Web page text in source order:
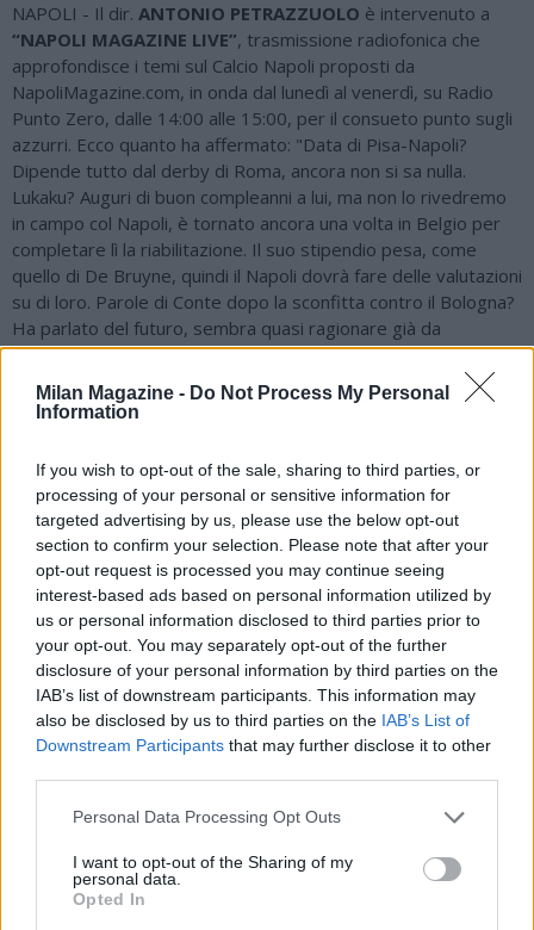
Milan Magazine - Do Not Process My Personal
Information
If you wish to opt-out of the sale, sharing to third parties, or
processing of your personal or sensitive information for
targeted advertising by us, please use the below opt-out
section to confirm your selection. Please note that after your
opt-out request is processed you may continue seeing
interest-based ads based on personal information utilized by
us or personal information disclosed to third parties prior to
your opt-out. You may separately opt-out of the further
disclosure of your personal information by third parties on the
IAB’s list of downstream participants. This information may
also be disclosed by us to third parties on the IAB’s List of
Downstream Participants that may further disclose it to other
Personal Data Processing Opt Outs
I want to opt-out of the Sharing of my
personal data.
Opted In
NAPOLI - Il dir. ANTONIO PETRAZZUOLO è intervenuto a
“NAPOLI MAGAZINE LIVE”, trasmissione radiofonica che
approfondisce i temi sul Calcio Napoli proposti da
NapoliMagazine.com, in onda dal lunedì al venerdì, su Radio
Punto Zero, dalle 14:00 alle 15:00, per il consueto punto sugli
azzurri. Ecco quanto ha affermato: "Data di Pisa-Napoli?
Dipende tutto dal derby di Roma, ancora non si sa nulla.
Lukaku? Auguri di buon compleanni a lui, ma non lo rivedremo
in campo col Napoli, è tornato ancora una volta in Belgio per
completare lì la riabilitazione. Il suo stipendio pesa, come
quello di De Bruyne, quindi il Napoli dovrà fare delle valutazioni
su di loro. Parole di Conte dopo la sconfitta contro il Bologna?
Ha parlato del futuro, sembra quasi ragionare già da
allenatore del Napoli del prossimo anno. A Pisa non ci sarà
Politano per squalifica, quindi ci sarà una modifica alla
formazione. Hojlund? Per segnare deve ricevere dei palloni
lotta, ma l'attaccante deve fare più gol. Di Lorenzo? Ok il gol,
ma ha dimostrato di non essere ovviamente al top contro il
Bologna. Perdere in quel modo nel finale col Bologna non è
accettabile, anche Milinkovic-Savic ha sbagliato a respingerla al
centro dell'area. A Conte è piaciuto l'atteggiamento della
squadra, ma nel primo tempo la squadra non mi è piaciuta
affatto".